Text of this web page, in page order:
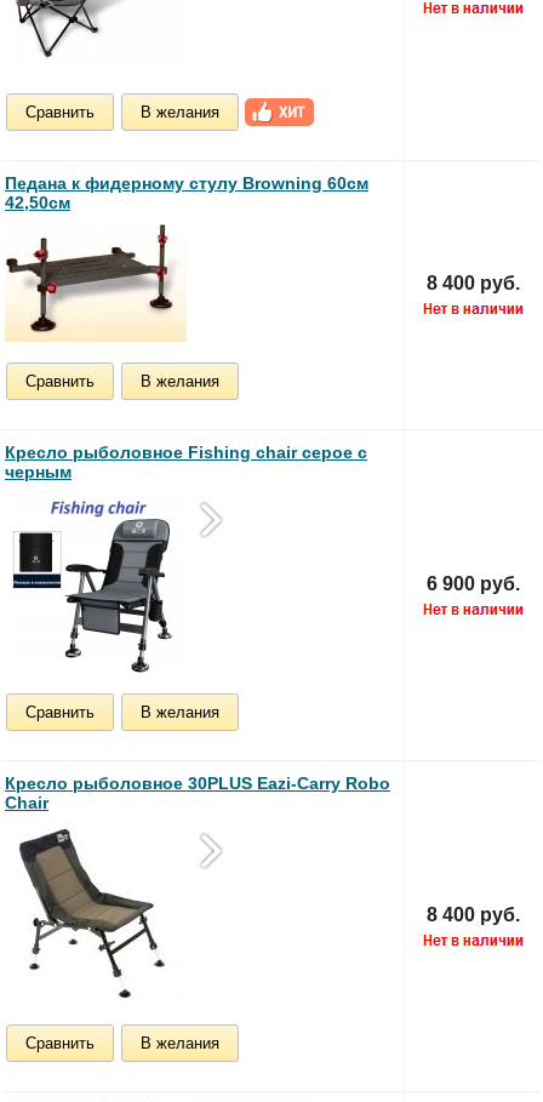
Сравнить В желания
Педана к фидерному стулу Browning 60см
42,50см
Сравнить В желания
8 400 руб.
Кресло рыболовное Fishing chair серое с
черным
Сравнить В желания
6 900 руб.
Кресло рыболовное 30PLUS Eazi-Carry Robo
Chair
Сравнить В желания
8 400 руб.